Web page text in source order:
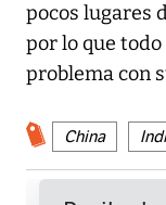
pocos lugares
por lo que
problema con
China